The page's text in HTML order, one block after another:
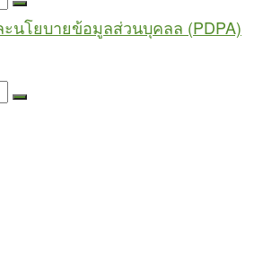
ะนโยบายข้อมูลส่วนบุคลล (PDPA)